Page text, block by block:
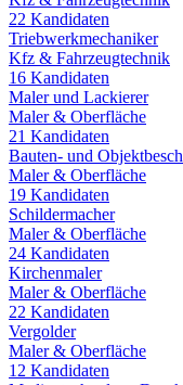
22 Kandidaten
Triebwerkmechaniker
Kfz & Fahrzeugtechnik
16 Kandidaten
Maler und Lackierer
Maler & Oberfläche
21 Kandidaten
Bauten- und
Maler & Oberfläche
19 Kandidaten
Schildermacher
Maler & Oberfläche
24 Kandidaten
Kirchenmaler
Maler & Oberfläche
22 Kandidaten
Vergolder
Maler & Oberfläche
12 Kandidaten